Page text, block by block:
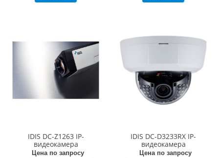
IDIS DC-Z1263 IP-
видеокамера
Цена по запросу
IDIS DC-D3233RX IP-
видеокамера
Цена по запросу